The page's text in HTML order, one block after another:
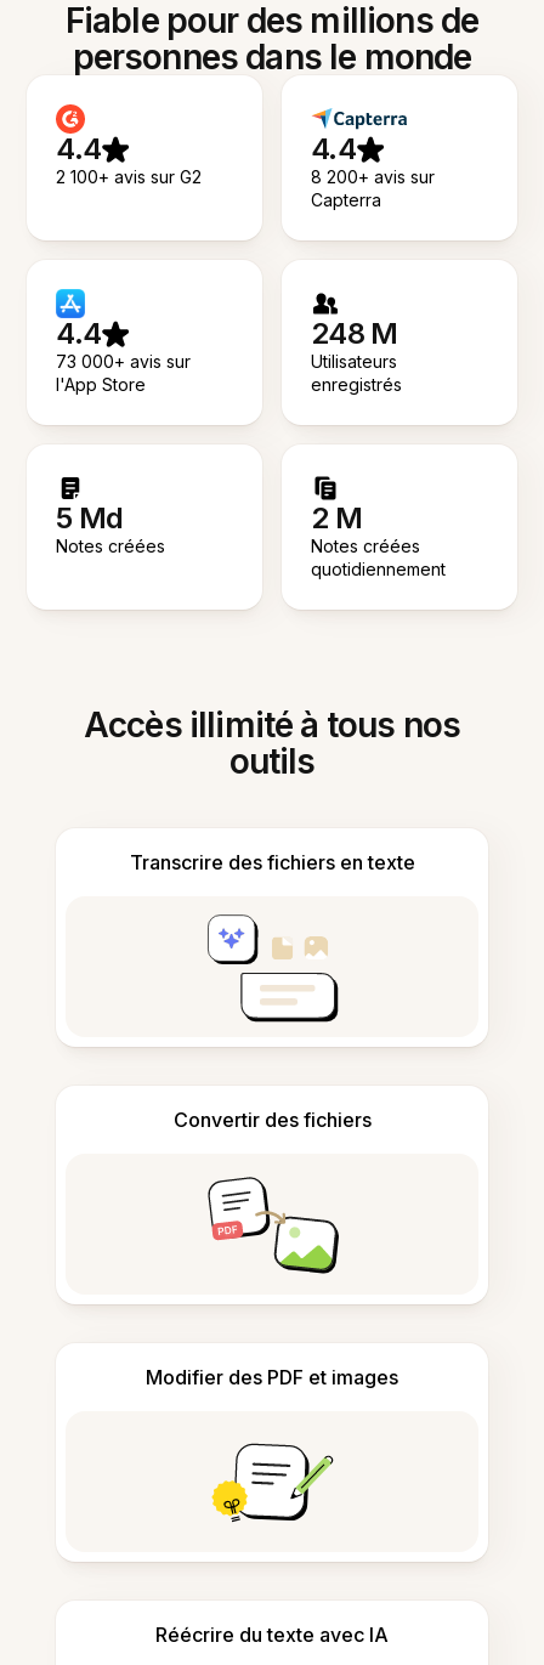
Fiable pour des millions de
personnes dans le monde
4.4
2 100+ avis sur G2
4.4
8 200+ avis sur
Capterra
4.4
73 000+ avis sur
l'App Store
248 M
Utilisateurs
enregistrés
5 Md
Notes créées
2 M
Notes créées
quotidiennement
Accès illimité à tous nos
outils
Transcrire des fichiers en texte
Convertir des fichiers
Modifier des PDF et images
Réécrire du texte avec IA